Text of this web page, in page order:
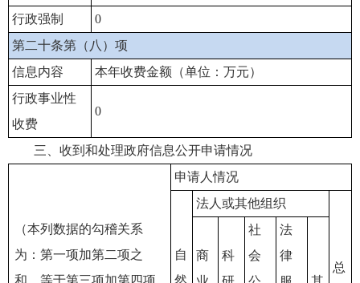
行政强制
0
第二十条第（八）项
信息内容
本年收费金额（单位：万元）
行政事业性
收费
0
三、收到和处理政府信息公开申请情况
（本列数据的勾稽关系
为：第一项加第二项之
和，等于第三项加第四项
申请人情况
自
然
法人或其他组织
总
商
科
社
会
法
律